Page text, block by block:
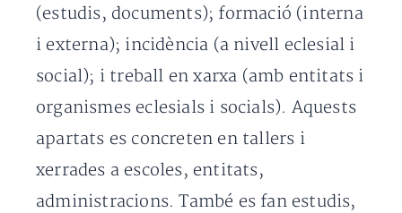
(estudis, documents); formació (interna
i externa); incidència (a nivell eclesial i
social); i treball en xarxa (amb entitats i
organismes eclesials i socials). Aquests
apartats es concreten en tallers i
xerrades a escoles, entitats,
administracions. També es fan estudis,